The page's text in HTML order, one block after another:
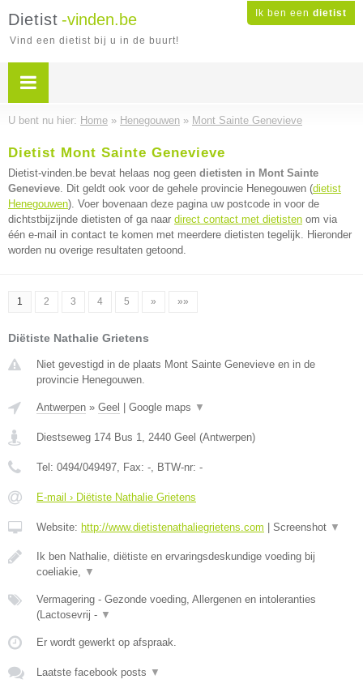
Ik ben een dietist
Dietist -vinden.be
Vind een dietist bij u in de buurt!
U bent nu hier: Home » Henegouwen » Mont Sainte Genevieve
Dietist Mont Sainte Genevieve
Dietist-vinden.be bevat helaas nog geen dietisten in Mont Sainte
Genevieve. Dit geldt ook voor de gehele provincie Henegouwen (dietist
Henegouwen). Voer bovenaan deze pagina uw postcode in voor de
dichtstbijzijnde dietisten of ga naar direct contact met dietisten om via
één e-mail in contact te komen met meerdere dietisten tegelijk. Hieronder
worden nu overige resultaten getoond.
1 2 3 4 5 » »»
Diëtiste Nathalie Grietens
Niet gevestigd in de plaats Mont Sainte Genevieve en in de
provincie Henegouwen.
Antwerpen » Geel Google maps ▼
Diestseweg 174 Bus 1, 2440 Geel (Antwerpen)
Tel: 0494/049497, Fax: -, BTW-nr: -
E-mail › Diëtiste Nathalie Grietens
Website: http://www.dietistenathaliegrietens.com Screenshot ▼
Ik ben Nathalie, diëtiste en ervaringsdeskundige voeding bij
coeliakie, ▼
Vermagering - Gezonde voeding, Allergenen en intoleranties
(Lactosevrij - ▼
Er wordt gewerkt op afspraak.
Laatste facebook posts ▼